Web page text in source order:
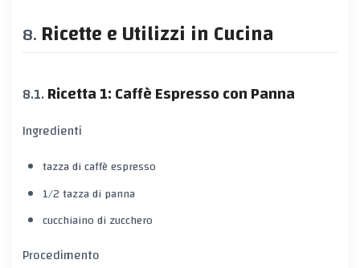
Ricette e Utilizzi in Cucina
Ricetta 1: Caffè Espresso con Panna
Ingredienti
tazza di caffè espresso
1/2 tazza di panna
cucchiaino di zucchero
Procedimento